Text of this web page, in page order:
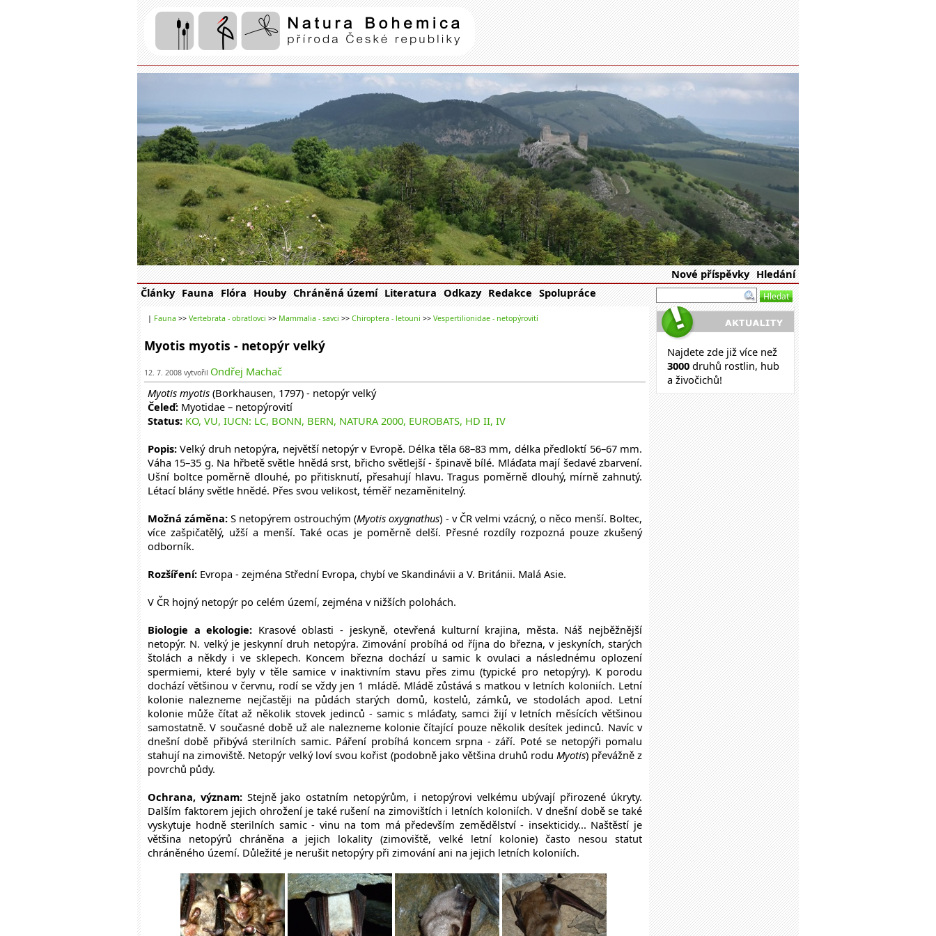
Natura Bohemica| příroda České republiky
Nové příspěvky Hledání
Články Fauna Flóra Houby Chráněná území Literatura Odkazy Redakce Spolupráce
| Fauna >> Vertebrata - obratlovci >> Mammalia - savci >> Chiroptera - letouni >> Vespertilionidae - netopýrovití
Myotis myotis - netopýr velký
12. 7. 2008 vytvořil Ondřej Machač
Myotis myotis (Borkhausen, 1797) - netopýr velký
Čeleď: Myotidae – netopýrovití
Status: KO, VU, IUCN: LC, BONN, BERN, NATURA 2000, EUROBATS, HD II, IV
Popis: Velký druh netopýra, největší netopýr v Evropě. Délka těla 68–83 mm, délka předloktí 56–67 mm.
Váha 15–35 g. Na hřbetě světle hnědá srst, břicho světlejší - špinavě bílé. Mláďata mají šedavé zbarvení.
Ušní boltce poměrně dlouhé, po přitisknutí, přesahují hlavu. Tragus poměrně dlouhý, mírně zahnutý.
Létací blány světle hnědé. Přes svou velikost, téměř nezaměnitelný.
Možná záměna: S netopýrem ostrouchým (Myotis oxygnathus) - v ČR velmi vzácný, o něco menší. Boltec,
více zašpičatělý, užší a menší. Také ocas je poměrně delší. Přesné rozdíly rozpozná pouze zkušený
odborník.
Rozšíření: Evropa - zejména Střední Evropa, chybí ve Skandinávii a V. Británii. Malá Asie.
V ČR hojný netopýr po celém území, zejména v nižších polohách.
Biologie a ekologie: Krasové oblasti - jeskyně, otevřená kulturní krajina, města. Náš nejběžnější
netopýr. N. velký je jeskynní druh netopýra. Zimování probíhá od října do března, v jeskyních, starých
štolách a někdy i ve sklepech. Koncem března dochází u samic k ovulaci a následnému oplození
spermiemi, které byly v těle samice v inaktivním stavu přes zimu (typické pro netopýry). K porodu
dochází většinou v červnu, rodí se vždy jen 1 mládě. Mládě zůstává s matkou v letních koloniích. Letní
kolonie nalezneme nejčastěji na půdách starých domů, kostelů, zámků, ve stodolách apod. Letní
kolonie může čítat až několik stovek jedinců - samic s mláďaty, samci žijí v letních měsících většinou
samostatně. V současné době už ale nalezneme kolonie čítající pouze několik desítek jedinců. Navíc v
dnešní době přibývá sterilních samic. Páření probíhá koncem srpna - září. Poté se netopýři pomalu
stahují na zimoviště. Netopýr velký loví svou kořist (podobně jako většina druhů rodu Myotis) převážně z
povrchů půdy.
Ochrana, význam:Stejně jako ostatním netopýrům, i netopýrovi velkému ubývají přirozené úkryty.
Dalším faktorem jejich ohrožení je také rušení na zimovištích i letních koloniích. V dnešní době se také
vyskytuje hodně sterilních samic - vinu na tom má především zemědělství - insekticidy... Naštěstí je
většina netopýrů chráněna a jejich lokality (zimoviště, velké letní kolonie) často nesou statut
chráněného území. Důležité je nerušit netopýry při zimování ani na jejich letních koloniích.
Najdete zde již více než
3000 druhů rostlin, hub
a živočichů!